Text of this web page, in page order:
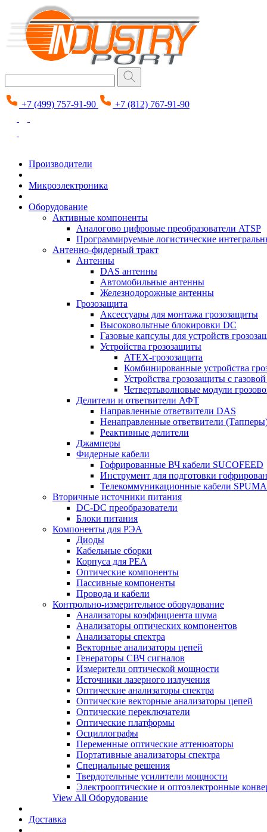
+7 (499) 757-91-90 +7 (812) 767-91-90
Производители
Микроэлектроника
Оборудование
Активные компоненты
Аналогово цифровые преобразователи ATSP
Программируемые логистические
Антенно-фидерный тракт
Антенны
DAS антенны
Автомобильные антенны
Железнодорожные антенны
Грозозащита
Аксессуары для монтажа грозозащиты
Высоковольтные блокировки DC
Газовые капсулы для устройств
Устройства грозозащиты
ATEX-грозозащита
Комбинированные устройства
Устройства грозозащиты с
Четвертьволновые модули
Делители и ответвители АФТ
Направленные ответвители DAS
Ненаправленные ответвители
Реактивные делители
Джамперы
Фидерные кабели
Гофрированные ВЧ кабели SUCOFEED
Инструмент для подготовки
Телекоммуникационные кабели SPUMA
Вторичные источники питания
DC-DC преобразователи
Блоки питания
Компоненты для РЭА
Диоды
Кабельные сборки
Корпуса для РЕА
Оптические компоненты
Пассивные компоненты
Провода и кабели
Контрольно-измерительное оборудование
Анализаторы коэффициента шума
Анализаторы оптических компонентов
Анализаторы спектра
Векторные анализаторы цепей
Генераторы СВЧ сигналов
Измерители оптической мощности
Источники лазерного излучения
Оптические анализаторы спектра
Оптические векторные анализаторы цепей
Оптические переключатели
Оптические платформы
Осциллографы
Переменные оптические аттенюаторы
Портативные анализаторы спектра
Специальные решения
Твердотельные усилители мощности
Электрооптические и оптоэлектронные
View All Оборудование
Доставка